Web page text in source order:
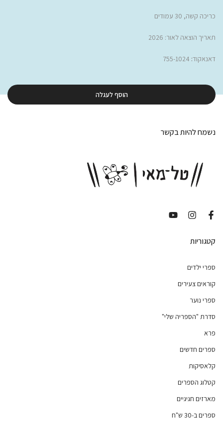
כריכה קשה, 30 עמודים
תאריך הוצאה לאור: 2026
דאנאקוד:
755-1024
הוסף לעגלה
נשמח להיות בקשר
קטגוריות
ספרי ילדים
קוראים צעירים
ספרי נוער
סדרת "הספריה שלי"
פרא
ספרים חדשים
קלאסיקות
קטלוג הספרים
מארזים חגיגיים
ספרים ב-30 ש"ח